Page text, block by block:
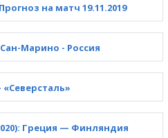
на матч 19.11.2019
Марино - Россия
Греция — Финляндия